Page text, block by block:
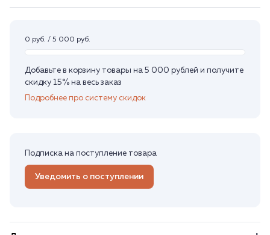
0 руб. / 5 000 руб.
Добавьте в корзину товары на 5 000 рублей и получите
скидку 15% на весь заказ
Подробнее про систему скидок
Подписка на поступление товара
Уведомить о поступлении